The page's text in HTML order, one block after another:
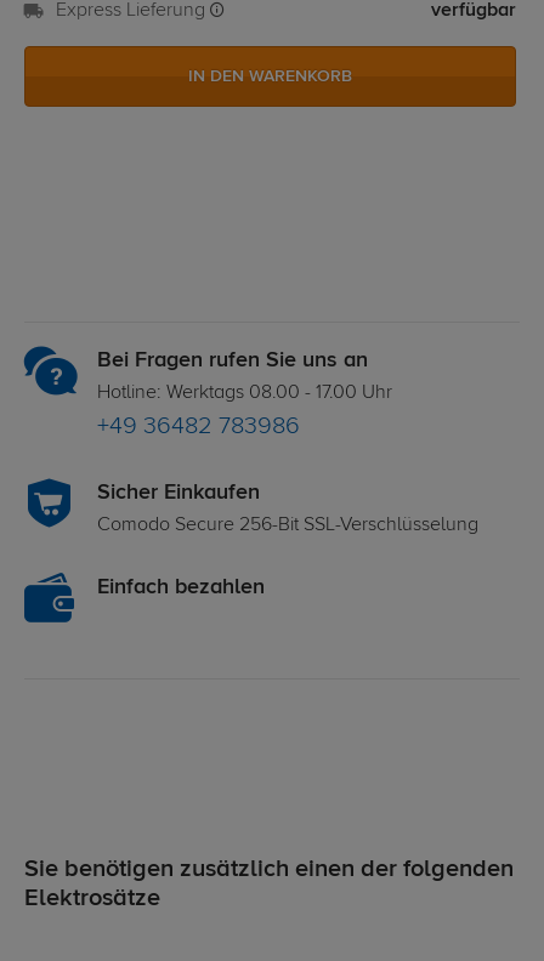
Express Lieferung verfügbar
IN DEN WARENKORB
Bei Fragen rufen Sie uns an
Hotline: Werktags 08.00 - 17.00 Uhr
+49 36482 783986
Sicher Einkaufen
Comodo Secure 256-Bit SSL-Verschlüsselung
Einfach bezahlen
Sie benötigen zusätzlich einen der folgenden
Elektrosätze